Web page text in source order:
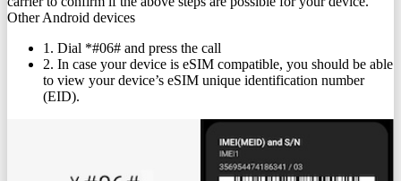
Other Android devices
1. Dial *#06# and press the call
2. In case your device is eSIM compatible, you should be able
to view your device’s eSIM unique identification number
(EID).